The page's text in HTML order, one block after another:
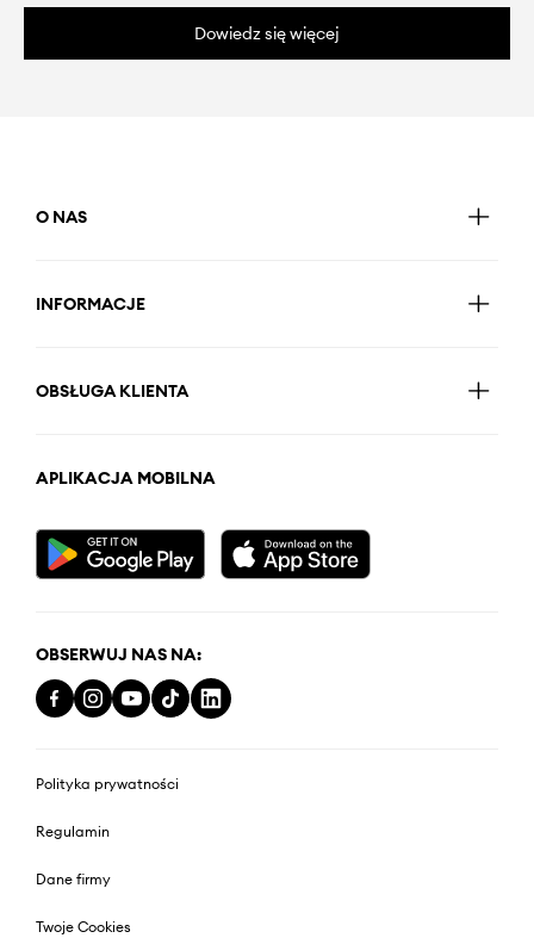
Dowiedz się więcej
O NAS
INFORMACJE
OBSŁUGA KLIENTA
APLIKACJA MOBILNA
OBSERWUJ NAS NA:
Polityka prywatności
Regulamin
Dane firmy
Twoje Cookies